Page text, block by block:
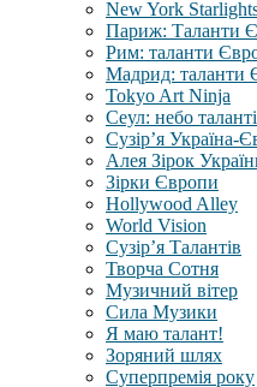
New York
Париж: Таланти
Рим: таланти
Мадрид: таланти
Tokyo Art Ninja
Сеул: небо
Сузір’я Україна-
Алея Зірок
Зірки Європи
Hollywood Alley
World Vision
Сузір’я Талантів
Творча Сотня
Музичний вітер
Сила Музики
Я маю талант!
Зоряний шлях
Суперпремія року